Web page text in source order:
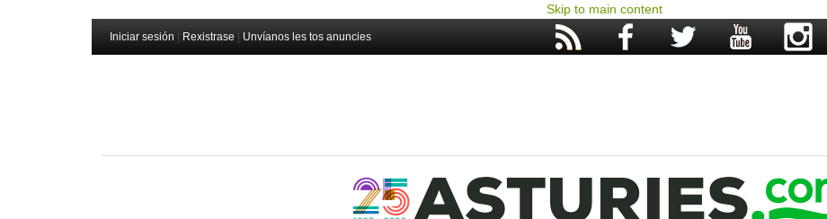
Skip to main content
Iniciar sesión Rexistrase Unvíanos les tos anuncies